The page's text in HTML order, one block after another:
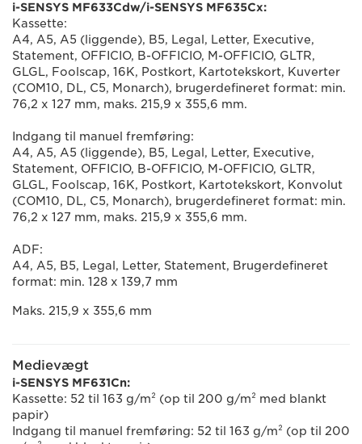
i-SENSYS MF633Cdw/i-SENSYS MF635Cx:
Kassette:
A4, A5, A5 (liggende), B5, Legal, Letter, Executive,
Statement, OFFICIO, B-OFFICIO, M-OFFICIO, GLTR,
GLGL, Foolscap, 16K, Postkort, Kartotekskort, Kuverter
(COM10, DL, C5, Monarch), brugerdefineret format: min.
76,2 x 127 mm, maks. 215,9 x 355,6 mm.
Indgang til manuel fremføring:
A4, A5, A5 (liggende), B5, Legal, Letter, Executive,
Statement, OFFICIO, B-OFFICIO, M-OFFICIO, GLTR,
GLGL, Foolscap, 16K, Postkort, Kartotekskort, Konvolut
(COM10, DL, C5, Monarch), brugerdefineret format: min.
76,2 x 127 mm, maks. 215,9 x 355,6 mm.
ADF:
A4, A5, B5, Legal, Letter, Statement, Brugerdefineret
format: min. 128 x 139,7 mm
Maks. 215,9 x 355,6 mm
Medievægt
i-SENSYS MF631Cn:
Kassette: 52 til 163 g/m² (op til 200 g/m² med blankt
papir)
Indgang til manuel fremføring: 52 til 163 g/m² (op til 200